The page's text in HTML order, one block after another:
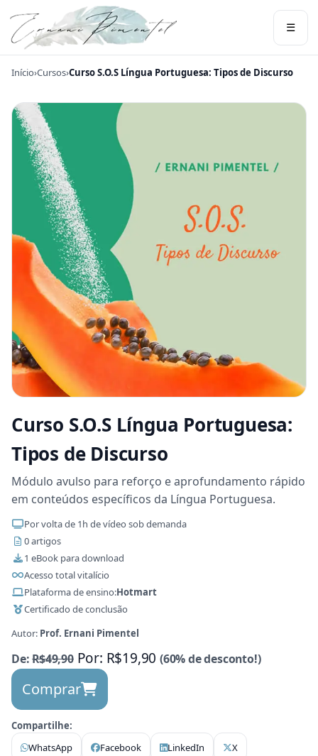
☰
Início›Cursos›Curso S.O.S Língua Portuguesa: Tipos de Discurso
Curso S.O.S Língua Portuguesa:
Tipos de Discurso
Módulo avulso para reforço e aprofundamento rápido
em conteúdos específicos da Língua Portuguesa.
Por volta de 1h de vídeo sob demanda
0 artigos
1 eBook para download
Acesso total vitalício
Plataforma de ensino:Hotmart
Certificado de conclusão
Autor: Prof. Ernani Pimentel
De:R$49,90Por: R$19,90(60% de desconto!)
Comprar
Compartilhe:
WhatsApp
Facebook LinkedIn X